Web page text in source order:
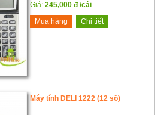
Giá: 245,000 đ /cái
Mua hàng
Chi tiết
Máy tính DELI 1222 (12 số)